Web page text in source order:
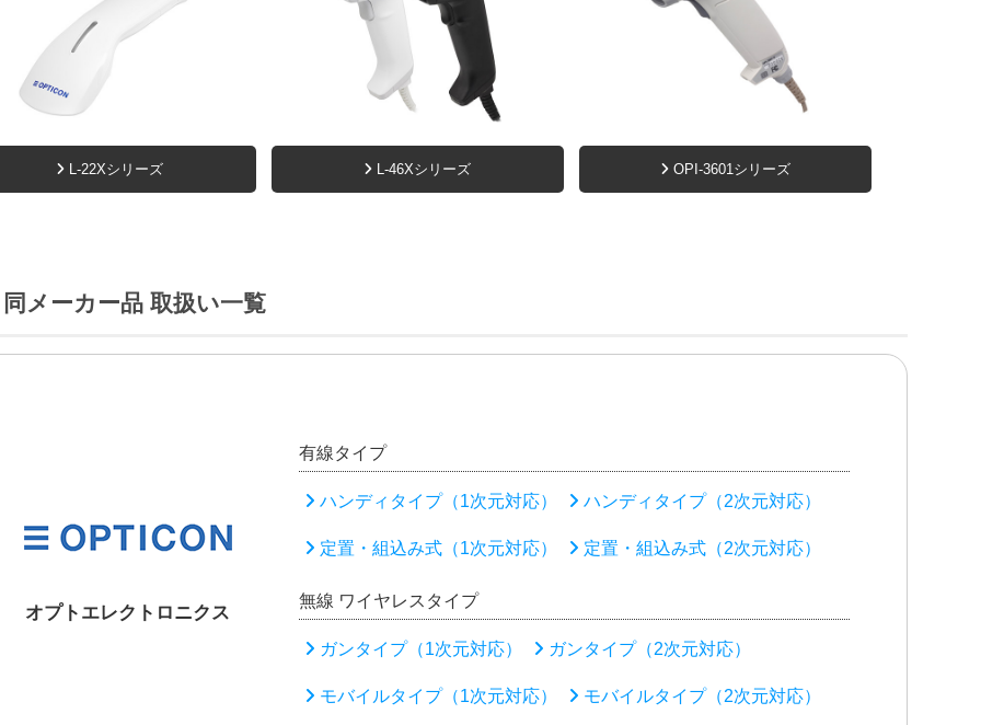
L-22Xシリーズ L-46Xシリーズ OPI-3601シリーズ
同メーカー品 取扱い一覧
オプトエレクトロニクス
有線タイプ
ハンディタイプ（1次元対応） ハンディタイプ（2次元対応）
定置・組込み式（1次元対応） 定置・組込み式（2次元対応）
無線 ワイヤレスタイプ
ガンタイプ（1次元対応） ガンタイプ（2次元対応）
モバイルタイプ（1次元対応） モバイルタイプ（2次元対応）